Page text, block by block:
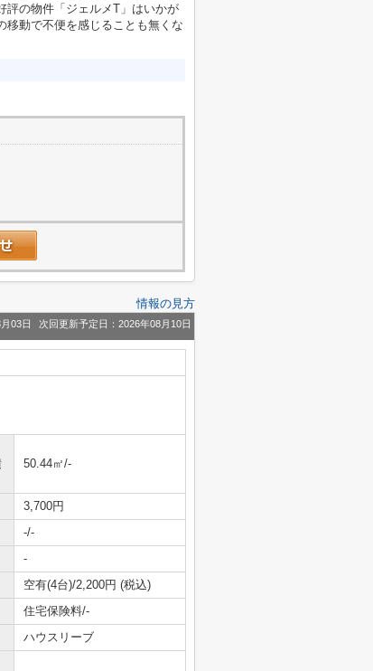
評の物件「ジェルメT」はいかが
移動で不便を感じることも無くな
情報の見方
03日 次回更新予定日：2026年08月10日
50.44㎡/-
3,700円
-/-
-
空有(4台)/2,200円 (税込)
住宅保険料/-
ハウスリーブ